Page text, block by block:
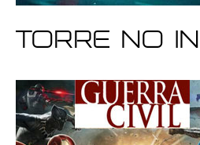
Torre no